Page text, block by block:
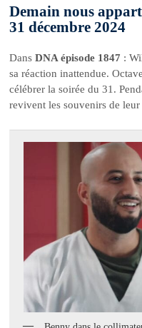
Demain nous
31 décembre 2024
DansDNA épisode 1847 :
sa réaction inattendue.
célébrer la soirée du 31.
revivent les souvenirs de leur